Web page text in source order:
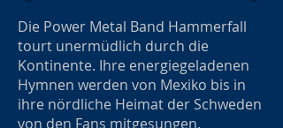
Die Power Metal Band Hammerfall
tourt unermüdlich durch die
Kontinente. Ihre energiegeladenen
Hymnen werden von Mexiko bis in
ihre nördliche Heimat der Schweden
von den Fans mitgesungen.